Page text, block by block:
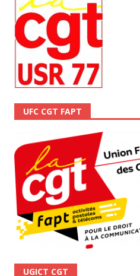
UFC CGT FAPT
UGICT CGT